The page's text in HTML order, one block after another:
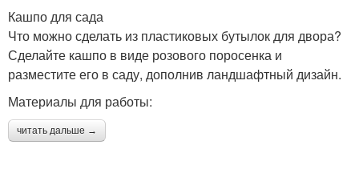
Кашпо для сада
Что можно сделать из пластиковых бутылок для двора?
Сделайте кашпо в виде розового поросенка и
разместите его в саду, дополнив ландшафтный дизайн.
Материалы для работы:
читать дальше →